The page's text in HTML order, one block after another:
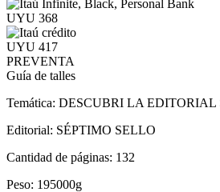
UYU 368
UYU 417
PREVENTA
Guía de talles
Temática: DESCUBRI LA EDITORIAL
Editorial: SÉPTIMO SELLO
Cantidad de páginas: 132
Peso: 195000g